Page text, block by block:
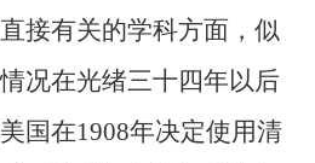
接有关的学科方面，似
况在光绪三十四年以后
国在1908年决定使用清